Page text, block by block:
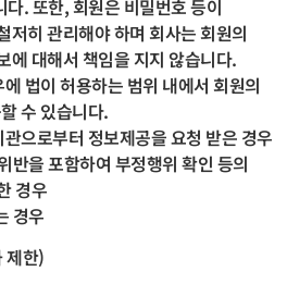
. 또한, 회원은 비밀번호 등이
저히 관리해야 하며 회사는 회원의
에 대해서 책임을 지지 않습니다.
법이 허용하는 범위 내에서 회원의
수 있습니다.
으로부터 정보제공을 요청 받은 경우
반을 포함하여 부정행위 확인 등의
경우
경우
제한)